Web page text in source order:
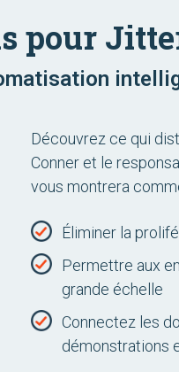
pour
Découvrez ce qui
Conner et le
vous montrera
Éliminer la
Permettre aux
grande échelle
Connectez les
démonstrations